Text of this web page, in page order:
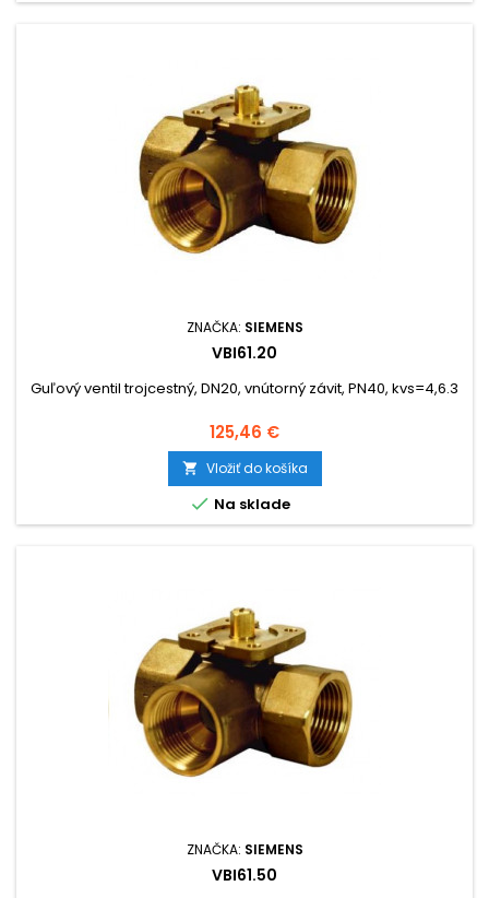
ZNAČKA: SIEMENS
VBI61.20
Guľový ventil trojcestný, DN20, vnútorný závit, PN40, kvs=4,6.3
Cena
125,46 €
 Vložiť do košíka
 Na sklade
ZNAČKA: SIEMENS
VBI61.50